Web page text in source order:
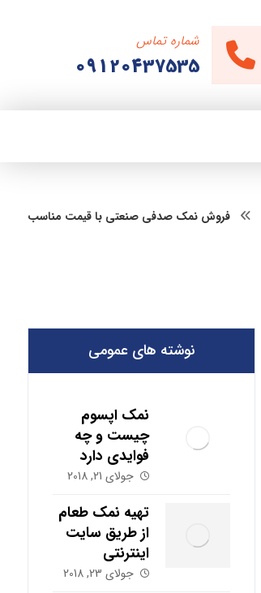
شماره تماس
09120437535
فروش نمک صدفی صنعتی با قیمت مناسب
نوشته های عمومی
نمک اپسوم
چیست و چه
فوایدی دارد
جولای 21, 2018
تهیه نمک طعام
از طریق سایت
اینترنتی
جولای 23, 2018